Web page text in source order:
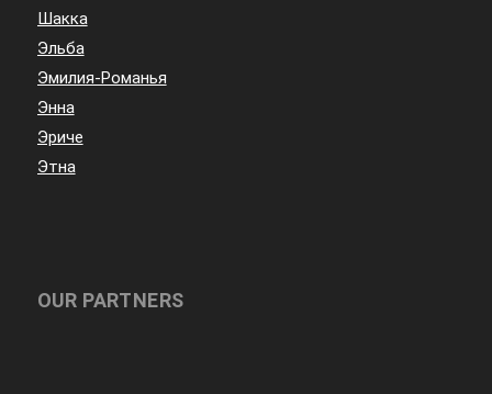
Шакка
Эльба
Эмилия-Романья
Энна
Эриче
Этна
OUR PARTNERS